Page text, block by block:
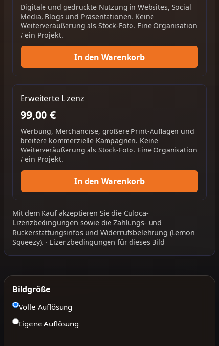
Digitale und gedruckte Nutzung in Websites, Social
Media, Blogs und Präsentationen. Keine
Weiterveräußerung als Stock-Foto. Eine Organisation
/ ein Projekt.
In den Warenkorb
Erweiterte Lizenz
99,00 €
Werbung, Merchandise, größere Print-Auflagen und
breitere kommerzielle Kampagnen. Keine
Weiterveräußerung als Stock-Foto. Eine Organisation
/ ein Projekt.
In den Warenkorb
Mit dem Kauf akzeptieren Sie die Culoca-
Lizenzbedingungen sowie die Zahlungs- und
Rückerstattungsinfos und Widerrufsbelehrung (Lemon
Squeezy). · Lizenzbedingungen für dieses Bild
Bildgröße
Volle Auflösung
Eigene Auflösung